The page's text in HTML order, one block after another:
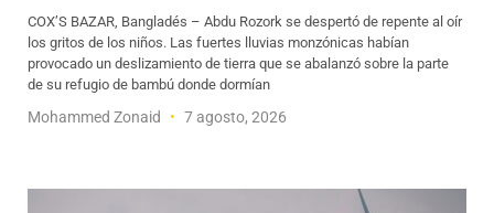
COX’S BAZAR, Bangladés – Abdu Rozork se despertó de repente al oír
los gritos de los niños. Las fuertes lluvias monzónicas habían
provocado un deslizamiento de tierra que se abalanzó sobre la parte
de su refugio de bambú donde dormían
Mohammed Zonaid 7 agosto, 2026